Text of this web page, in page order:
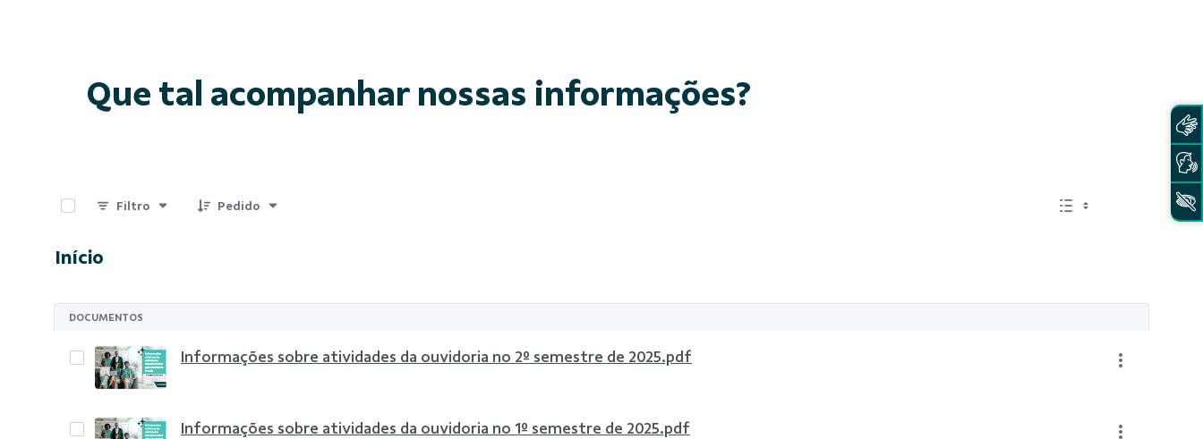
Que tal acompanhar nossas informações?
Filtro Pedido
Início
DOCUMENTOS
Informações sobre atividades da ouvidoria no 2º semestre de 2025.pdf
Informações sobre atividades da ouvidoria no 1º semestre de 2025.pdf